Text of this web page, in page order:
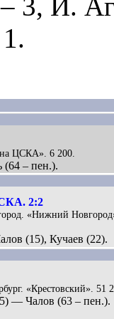
ЦСКА». 6 200.
(64 – пен.).
2:2
«Нижний
(15), Кучаев (22).
«Крестовский». 51
— Чалов (63 – пен.).